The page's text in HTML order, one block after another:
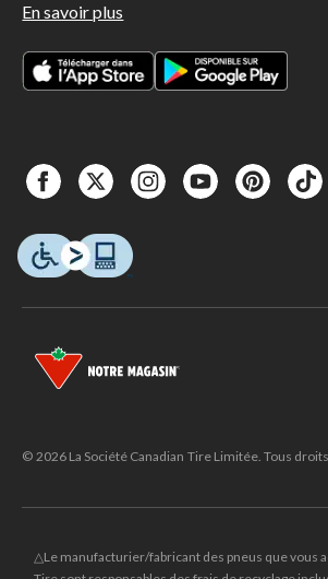
En savoir plus
© 2026 La Société Canadian Tire Limitée. Tous
△Le manufacturier/fabricant des pneus que vous